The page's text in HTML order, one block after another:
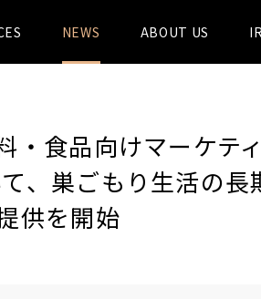
NEWS ABOUT US
・食品向けマーケテ
、巣ごもり生活の
供を開始